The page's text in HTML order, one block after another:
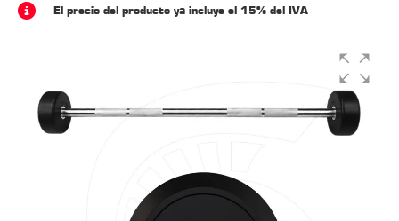
El precio del producto ya incluye el 15% del IVA